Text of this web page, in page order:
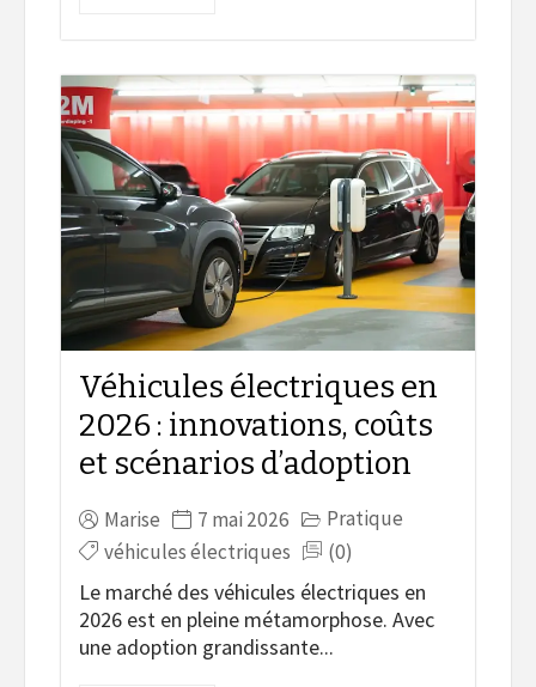
Véhicules électriques en
2026 : innovations, coûts
et scénarios d’adoption
Marise 7 mai 2026
Pratique
véhicules électriques
(0)
Le marché des véhicules électriques en
2026 est en pleine métamorphose. Avec
une adoption grandissante...